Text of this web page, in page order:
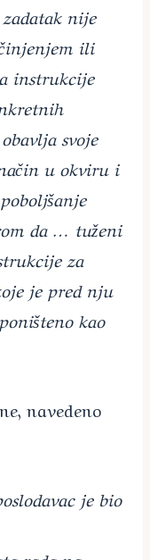
nije
ili
instrukcije
svoje
u okviru i
da … tuženi
za
je pred nju
kao
navedeno
je bio